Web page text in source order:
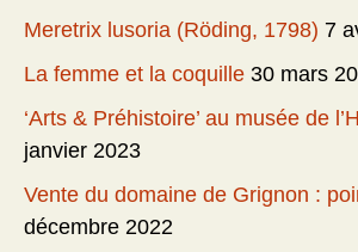
Meretrix lusoria (Röding, 1798) 7
La femme et la coquille 30 mars
‘Arts & Préhistoire’ au musée de
janvier 2023
Vente du domaine de Grignon :
décembre 2022